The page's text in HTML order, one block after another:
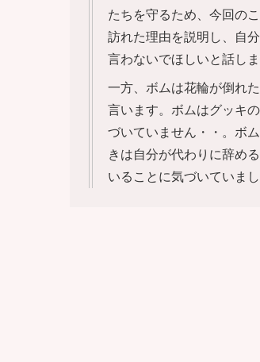
たちを守るため、今回の
訪れた理由を説明し、自
言わないでほしいと話しま
一方、ボムは花輪が倒れ
言います。ボムはグッキ
づいていません・・。ボ
きは自分が代わりに辞め
いることに気づいていま